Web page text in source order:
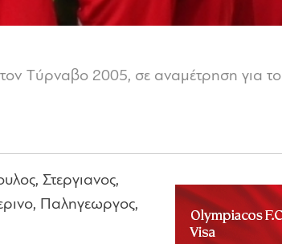
Tύρναβο 2005, σε αναμέτρηση για το
Στεργιανος,
Παληγεωργος,